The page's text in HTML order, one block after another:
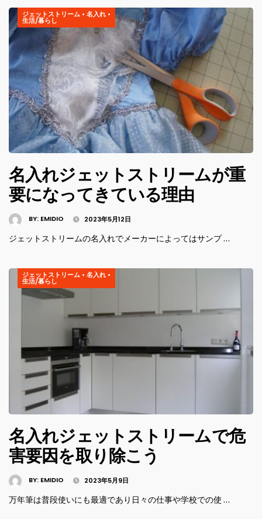
ジェットストリーム • 名入れ •
生活/暮らし
名入れジェットストリームが重
要になってきている理由
BY: EMIDIO 2023年5月12日
ジェットストリームの名入れでメーカーによってはサンプ …
ジェットストリーム • 名入れ •
生活/暮らし
名入れジェットストリームで危
害要因を取り除こう
BY: EMIDIO 2023年5月9日
万年筆は普段使いにも最適であり日々の仕事や学校での使 …